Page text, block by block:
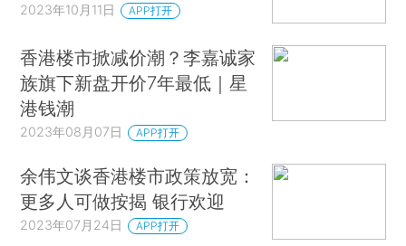
2023年10月11日 APP打开
香港楼市掀减价潮？李嘉诚家
族旗下新盘开价7年最低｜星
港钱潮
2023年08月07日 APP打开
余伟文谈香港楼市政策放宽：
更多人可做按揭 银行欢迎
2023年07月24日 APP打开